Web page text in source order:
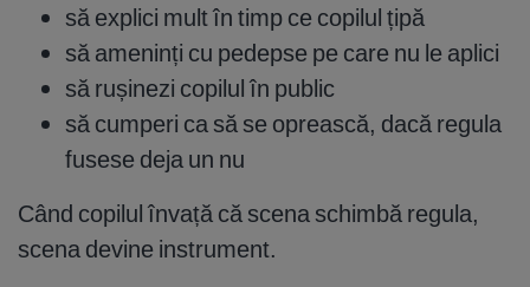
să explici mult în timp ce copilul țipă
să ameninți cu pedepse pe care nu le aplici
să rușinezi copilul în public
să cumperi ca să se oprească, dacă regula
fusese deja un nu
Când copilul învață că scena schimbă regula,
scena devine instrument.